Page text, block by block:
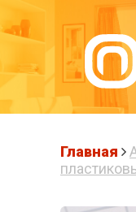
Главная